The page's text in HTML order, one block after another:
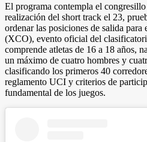
El programa contempla el
realización del short track el 23,
ordenar las posiciones de salida
(XCO), evento oficial del
comprende atletas de 16 a 18 años,
un máximo de cuatro hombres y
clasificando los primeros 40
reglamento UCI y criterios de
fundamental de los juegos.